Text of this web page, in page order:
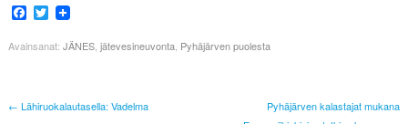
Facebook
Twitter
Avainsanat: JÄNES, jätevesineuvonta, Pyhäjärven puolesta
← Lähiruokalautasella: Vadelma
Pyhäjärven kalastajat mukana